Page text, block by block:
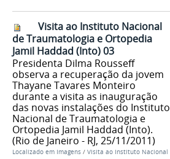
Visita ao Instituto Nacional
de Traumatologia e Ortopedia
Jamil Haddad (Into) 03
Presidenta Dilma Rousseff
observa a recuperação da jovem
Thayane Tavares Monteiro
durante a visita as inauguração
das novas instalações do Instituto
Nacional de Traumatologia e
Ortopedia Jamil Haddad (Into).
(Rio de Janeiro - RJ, 25/11/2011)
Localizado em Imagens / Visita ao Instituto Nacional